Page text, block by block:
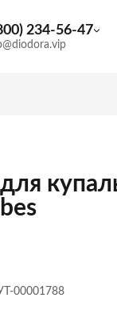
234-56-47
00001788